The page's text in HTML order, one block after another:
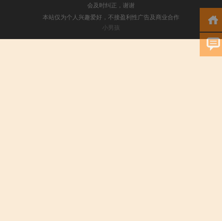
会及时纠正，谢谢
本站仅为个人兴趣爱好，不接盈利性广告及商业合作
小男孩